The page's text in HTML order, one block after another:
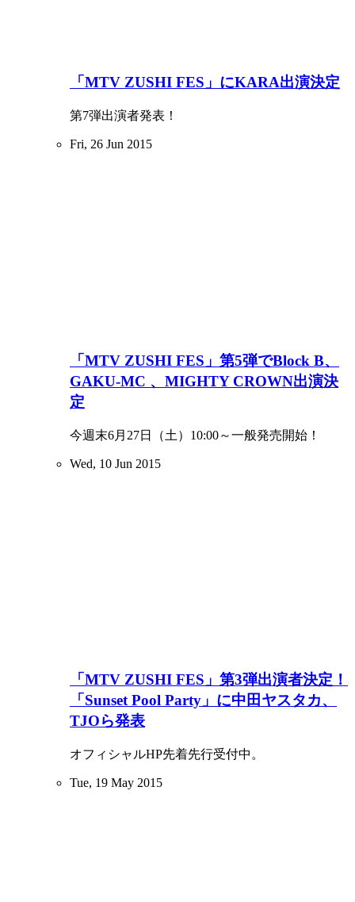
「MTV ZUSHI FES」にKARA出演決定
第7弾出演者発表！
Fri, 26 Jun 2015
「MTV ZUSHI FES」第5弾でBlock B、
GAKU-MC 、MIGHTY CROWN出演決
定
今週末6月27日（土）10:00～一般発売開始！
Wed, 10 Jun 2015
「MTV ZUSHI FES」第3弾出演者決定！
「Sunset Pool Party」に中田ヤスタカ、
TJOら発表
オフィシャルHP先着先行受付中。
Tue, 19 May 2015